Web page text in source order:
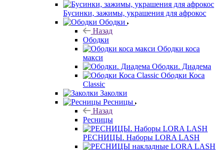
Бусинки, зажимы, украшения для афрокос
Ободки
Назад
Ободки
Ободки коса
макси
Ободки. Диадема
Ободки Коса
Classic
Заколки
Ресницы
Назад
Ресницы
РЕСНИЦЫ. Наборы LORA LASH